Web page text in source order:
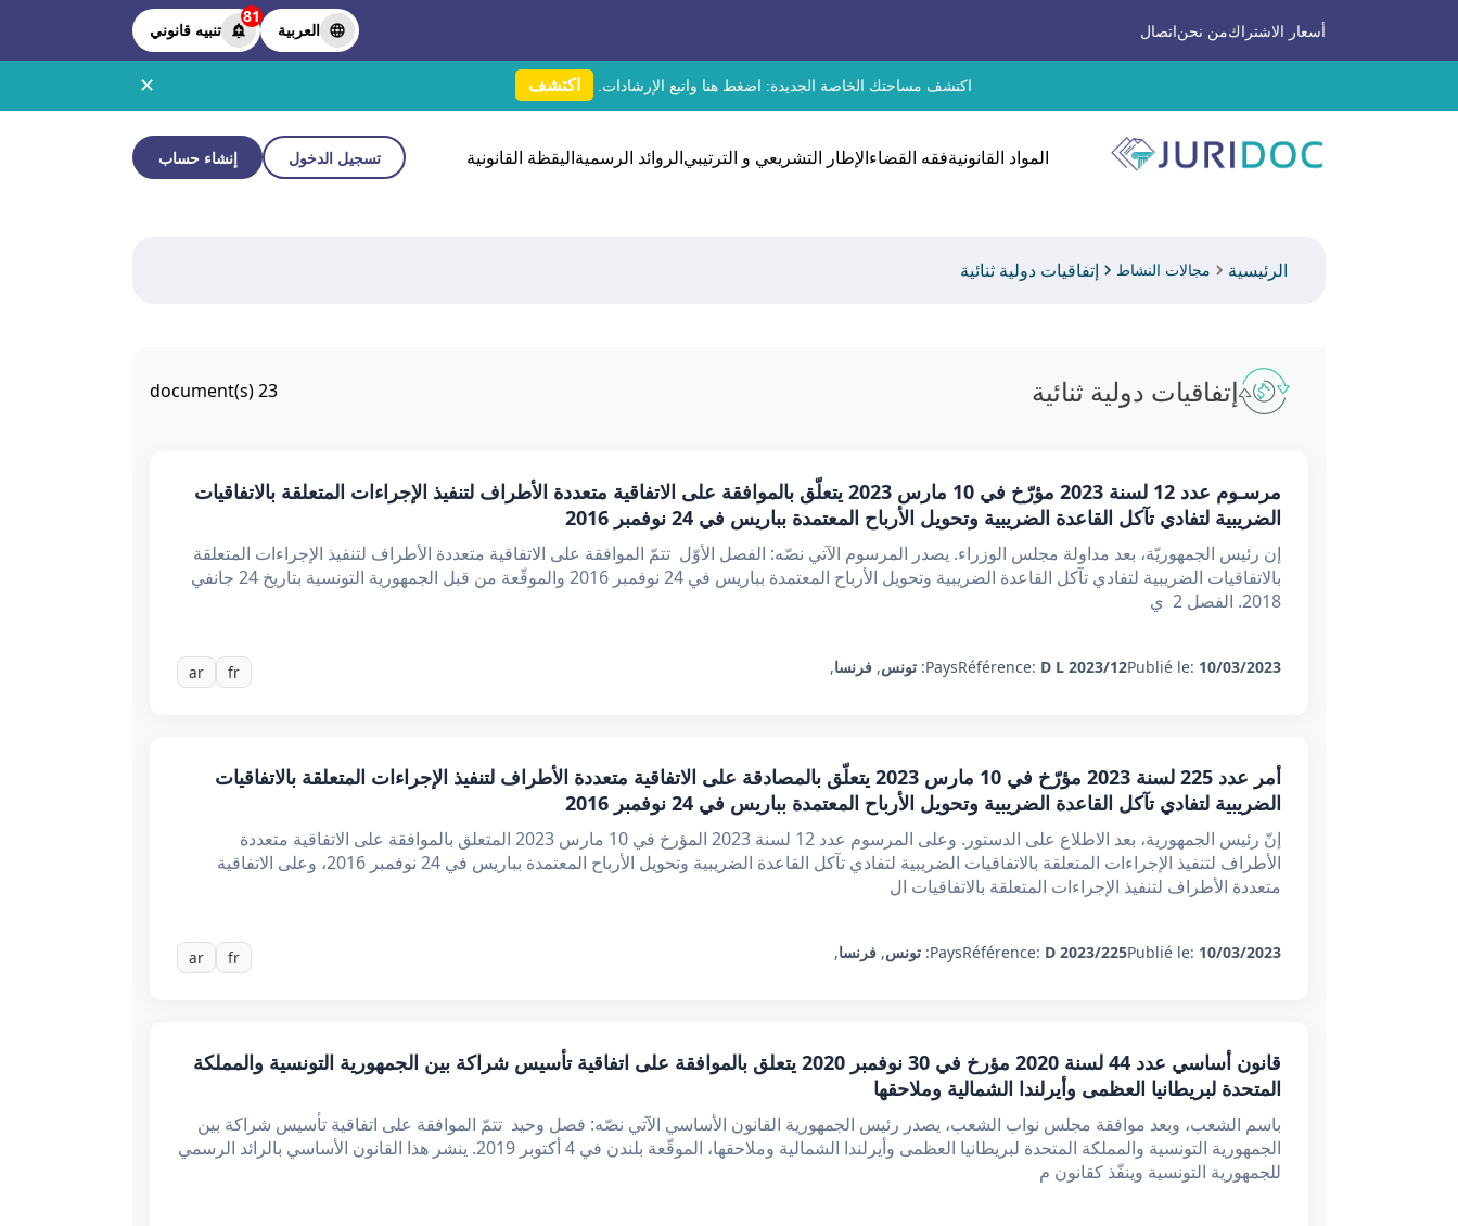
أسعار الاشتراكمن نحناتصال العربية
81
تنبيه قانوني
اكتشف مساحتك الخاصة الجديدة: اضغط هنا واتبع الإرشادات. اكتشف ✕
المواد القانونيةفقه القضاءالإطار التشريعي و الترتيبيالروائد الرسميةاليقظة القانونية تسجيل الدخول إنشاء حساب
الرئيسية مجالات النشاط إتفاقيات دولية ثنائية
إتفاقيات دولية ثنائية 23
مرسـوم عدد 12 لسنة 2023 مؤرّخ في 10 مارس 2023 يتعلّق بالموافقة على الاتفاقية متعددة الأطراف لتنفيذ الإجراءات المتعلقة بالاتفاقيات
الضريبية لتفادي تآكل القاعدة الضريبية وتحويل الأرباح المعتمدة بباريس في 24 نوفمبر 2016
إن رئيس الجمهوريّة، بعد مداولة مجلس الوزراء. يصدر المرسوم الآتي نصّه: الفصل الأوّل تتمّ الموافقة على الاتفاقية متعددة الأطراف لتنفيذ الإجراءات المتعلقة
بالاتفاقيات الضريبية لتفادي تآكل القاعدة الضريبية وتحويل الأرباح المعتمدة بباريس في 24 نوفمبر 2016 والموقّعة من قبل الجمهورية التونسية بتاريخ 24 جانفي
2018. الفصل 2 ي
Publié le: 10/03/2023
Référence: D L 2023/12
Pays: تونس, فرنسا,
fr
ar
أمر عدد 225 لسنة 2023 مؤرّخ في 10 مارس 2023 يتعلّق بالمصادقة على الاتفاقية متعددة الأطراف لتنفيذ الإجراءات المتعلقة بالاتفاقيات
الضريبية لتفادي تآكل القاعدة الضريبية وتحويل الأرباح المعتمدة بباريس في 24 نوفمبر 2016
إنّ رئيس الجمهورية، بعد الاطلاع على الدستور. وعلى المرسوم عدد 12 لسنة 2023 المؤرخ في 10 مارس 2023 المتعلق بالموافقة على الاتفاقية متعددة
الأطراف لتنفيذ الإجراءات المتعلقة بالاتفاقيات الضريبية لتفادي تآكل القاعدة الضريبية وتحويل الأرباح المعتمدة بباريس في 24 نوفمبر 2016، وعلى الاتفاقية
متعددة الأطراف لتنفيذ الإجراءات المتعلقة بالاتفاقيات ال
Publié le: 10/03/2023
Référence: D 2023/225
Pays: تونس, فرنسا,
fr
ar
قانون أساسي عدد 44 لسنة 2020 مؤرخ في 30 نوفمبر 2020 يتعلق بالموافقة على اتفاقية تأسيس شراكة بين الجمهورية التونسية والمملكة
المتحدة لبريطانيا العظمى وأيرلندا الشمالية وملاحقها
باسم الشعب، وبعد موافقة مجلس نواب الشعب، يصدر رئيس الجمهورية القانون الأساسي الآتي نصّه: فصل وحيد تتمّ الموافقة على اتفاقية تأسيس شراكة بين
الجمهورية التونسية والمملكة المتحدة لبريطانيا العظمى وأيرلندا الشمالية وملاحقها، الموقّعة بلندن في 4 أكتوبر 2019. ينشر هذا القانون الأساسي بالرائد الرسمي
للجمهورية التونسية وينفّذ كقانون م